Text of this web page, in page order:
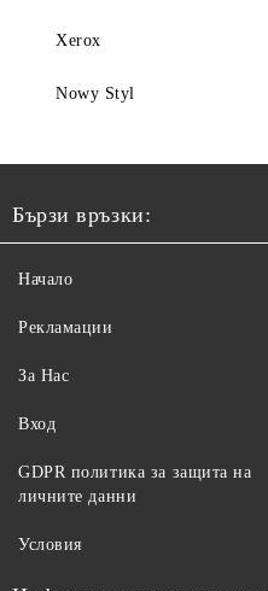
Xerox
Nowy Styl
Бързи връзки:
Начало
Рекламации
За Нас
Вход
GDPR политика за защита на
личните данни
Условия